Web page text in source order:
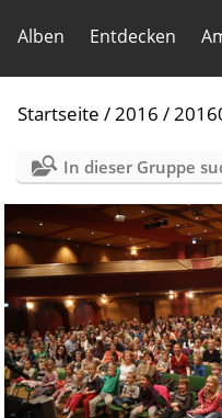
Alben Entdecken
Startseite /2016 /
In dieser Gruppe